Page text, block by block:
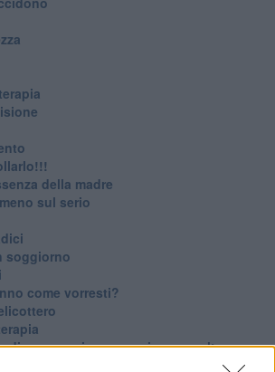
della madre
sul serio
soggiorno
come vorresti?
disconnessione non viene accolto